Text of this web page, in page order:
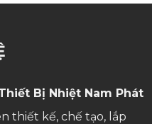
Bị Nhiệt Nam Phát
thiết kế, chế tạo, lắp